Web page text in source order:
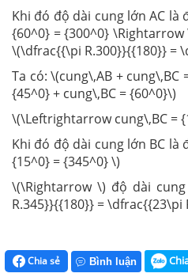
Khi đó độ dài cung lớn AC là
{60^0} = {300^0}
\(\dfrac{{\pi R.300}}{{180}} =
Ta có: \(cung\,AB +
{45^0} + cung\,BC = {60^0}\)
\(\Leftrightarrow cung\,BC =
Khi đó độ dài cung lớn BC là
{15^0} = {345^0} \)
\(\Rightarrow \) độ dài
R.345}}{{180}} = \dfrac{{23\pi
Chia sẻ Bình luận